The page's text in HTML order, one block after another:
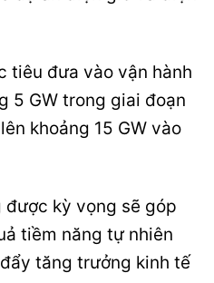
tiêu đưa vào vận hành
5 GW trong giai đoạn
khoảng 15 GW vào
được kỳ vọng sẽ góp
tiềm năng tự nhiên
tăng trưởng kinh tế